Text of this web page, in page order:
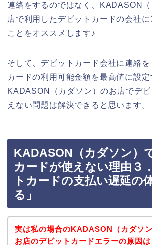
連絡をするのではなく、KADASON
店で利用したデビットカードの会社に
ことをオススメします♪
そして、デビットカード会社に連絡を
カードの利用可能金額を最高値に設定
KADASON（カダソン）のお店でデ
えない問題は解決できると思います。
KADASON（カダソン）
カードが使えない理由３
トカードの支払い遅延の
る」
実は私の場合のKADASON（カダソ
お店のデビットカードエラーの原因